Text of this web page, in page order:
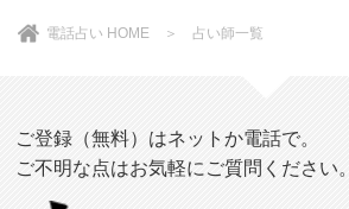
電話占い HOME ＞ 占い師一覧
ご登録（無料）はネットか電話で。
ご不明な点はお気軽にご質問ください。